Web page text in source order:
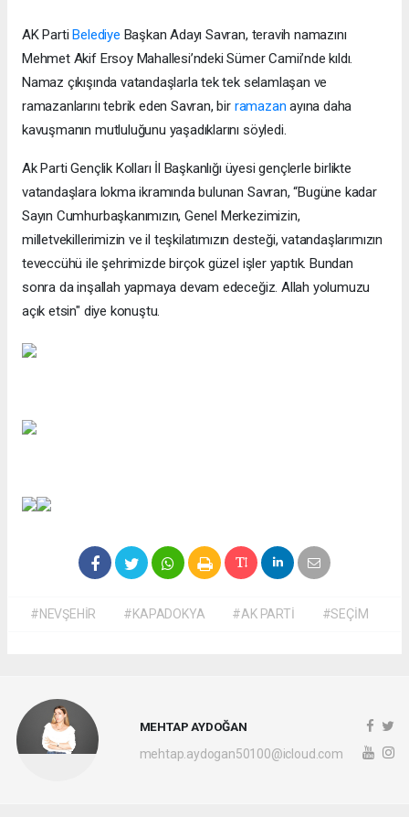
AK Parti Belediye Başkan Adayı Savran, teravih namazını
Mehmet Akif Ersoy Mahallesi’ndeki Sümer Camii’nde kıldı.
Namaz çıkışında vatandaşlarla tek tek selamlaşan ve
ramazanlarını tebrik eden Savran, bir ramazan ayına daha
kavuşmanın mutluluğunu yaşadıklarını söyledi.
Ak Parti Gençlik Kolları İl Başkanlığı üyesi gençlerle birlikte
vatandaşlara lokma ikramında bulunan Savran, “Bugüne kadar
Sayın Cumhurbaşkanımızın, Genel Merkezimizin,
milletvekillerimizin ve il teşkilatımızın desteği, vatandaşlarımızın
teveccühü ile şehrimizde birçok güzel işler yaptık. Bundan
sonra da inşallah yapmaya devam edeceğiz. Allah yolumuzu
açık etsin" diye konuştu.
#NEVŞEHİR #KAPADOKYA #AK PARTİ #SEÇİM
MEHTAP AYDOĞAN
mehtap.aydogan50100@icloud.com